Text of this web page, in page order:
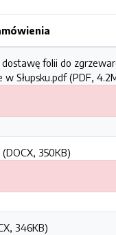
folii do
Słupsku.pdf (PDF,
350KB)
346KB)